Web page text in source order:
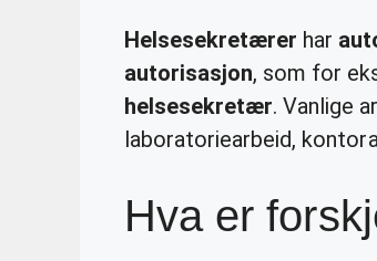
Helsesekretærer har
autorisasjon, som for
helsesekretær. Vanlige
laboratoriearbeid,
Hva er